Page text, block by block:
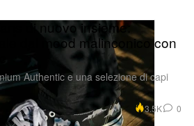
di nuovo insieme:
dal mood malinconico con
Authentic e una selezione di capi
3.5K 0